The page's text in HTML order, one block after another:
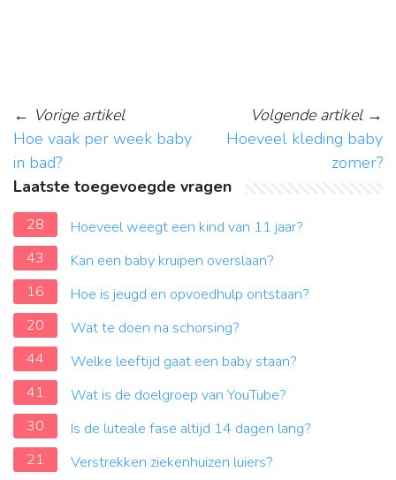
← Vorige artikel
Hoe vaak per week baby
in bad?
Volgende artikel→
Hoeveel kleding baby
zomer?
Laatste toegevoegde vragen
28
Hoeveel weegt een kind van 11 jaar?
43
Kan een baby kruipen overslaan?
16
Hoe is jeugd en opvoedhulp ontstaan?
20
Wat te doen na schorsing?
44
Welke leeftijd gaat een baby staan?
41
Wat is de doelgroep van YouTube?
30
Is de luteale fase altijd 14 dagen lang?
21
Verstrekken ziekenhuizen luiers?